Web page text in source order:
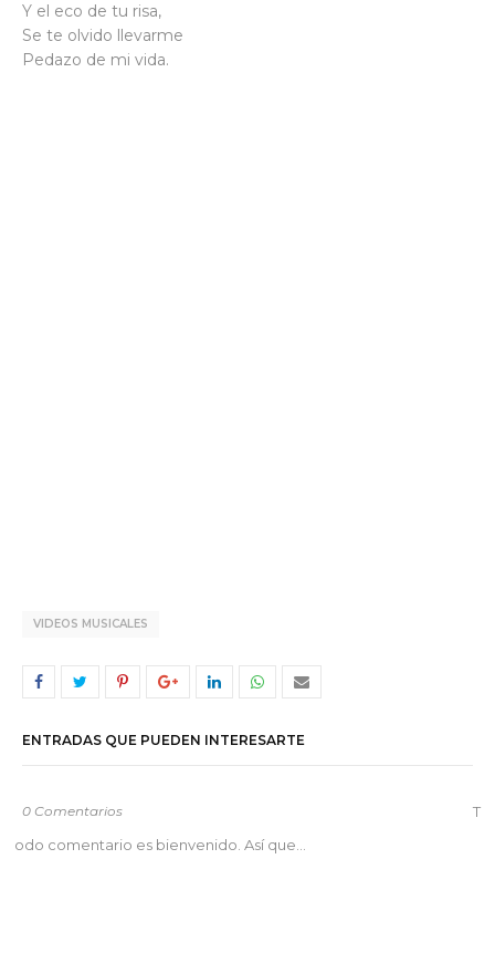
Y el eco de tu risa,
Se te olvido llevarme
Pedazo de mi vida.
VIDEOS MUSICALES
ENTRADAS QUE PUEDEN INTERESARTE
0 Comentarios
T
odo comentario es bienvenido. Así que...